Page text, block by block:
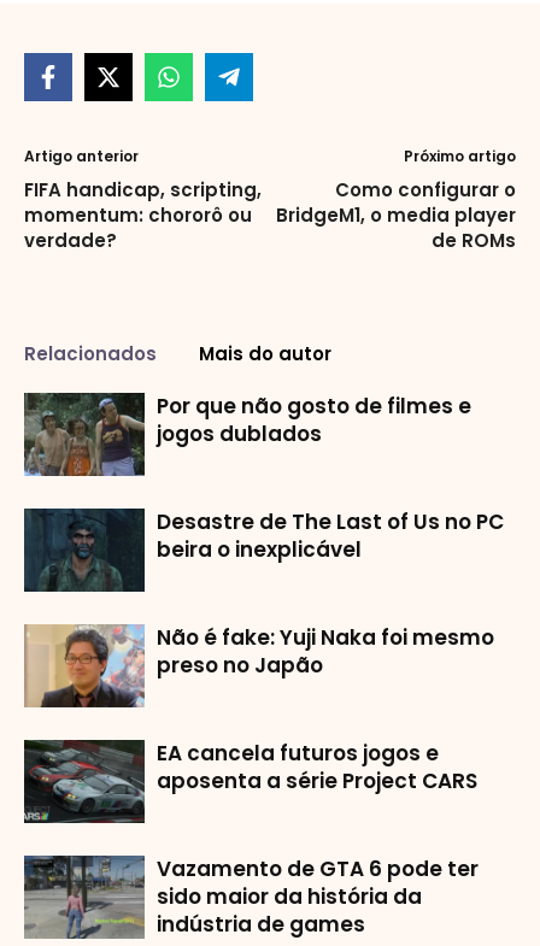
Artigo anterior
FIFA handicap, scripting,
momentum: chororô ou
verdade?
Próximo artigo
Como configurar o
BridgeM1, o media player
de ROMs
Relacionados Mais do autor
Por que não gosto de filmes e
jogos dublados
Desastre de The Last of Us no PC
beira o inexplicável
Não é fake: Yuji Naka foi mesmo
preso no Japão
EA cancela futuros jogos e
aposenta a série Project CARS
Vazamento de GTA 6 pode ter
sido maior da história da
indústria de games